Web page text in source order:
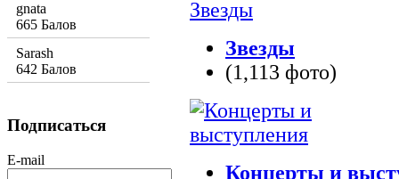
Звезды
(1,113 фото)
Концерты и
gnata
665 Балов
Sarash
642 Балов
Подписаться
E-mail